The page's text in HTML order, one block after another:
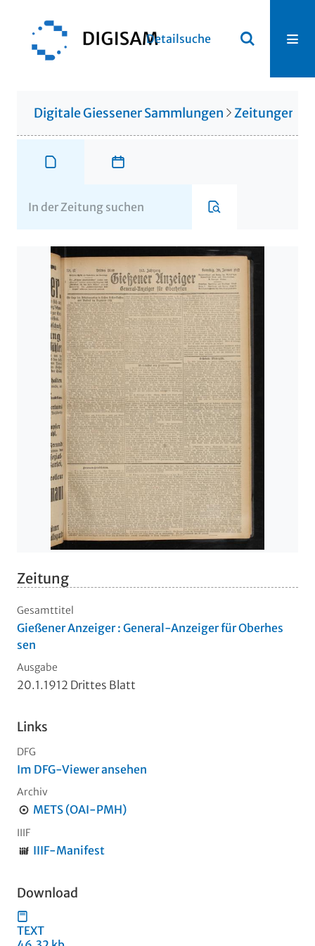
Detailsuche
Digitale Giessener Sammlungen Zeitungen
Zeitung
Gesamttitel
Gießener Anzeiger : General-Anzeiger für Oberhes
sen
Ausgabe
20.1.1912 Drittes Blatt
Links
DFG
Im DFG-Viewer ansehen
Archiv
METS (OAI-PMH)
IIIF
IIIF-Manifest
Download
TEXT